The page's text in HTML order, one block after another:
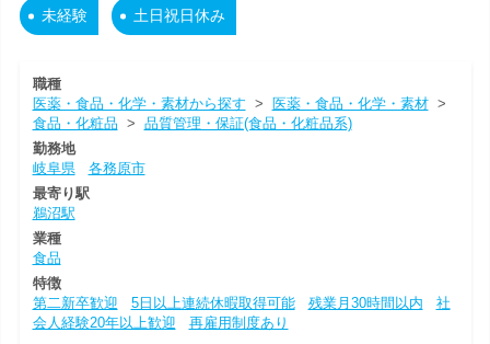
未経験 土日祝日休み
職種
医薬・食品・化学・素材から探す > 医薬・食品・化学・素材>
食品・化粧品 > 品質管理・保証(食品・化粧品系)
勤務地
岐阜県
各務原市
最寄り駅
鵜沼駅
業種
食品
特徴
第二新卒歓迎
5日以上連続休暇取得可能 残業月30時間以内
社
会人経験20年以上歓迎
再雇用制度あり